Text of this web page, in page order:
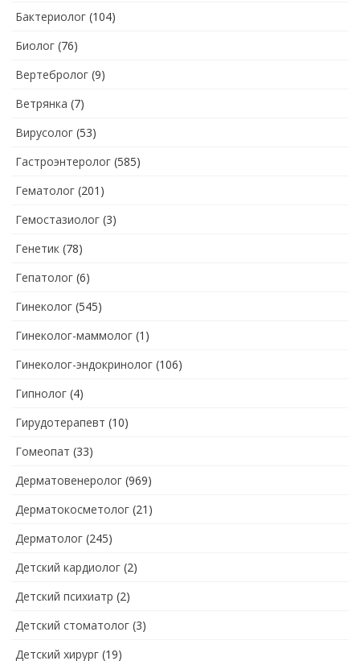
Бактериолог (104)
Биолог (76)
Вертебролог (9)
Ветрянка (7)
Вирусолог (53)
Гастроэнтеролог (585)
Гематолог (201)
Гемостазиолог (3)
Генетик (78)
Гепатолог (6)
Гинеколог (545)
Гинеколог-маммолог (1)
Гинеколог-эндокринолог (106)
Гипнолог (4)
Гирудотерапевт (10)
Гомеопат (33)
Дерматовенеролог (969)
Дерматокосметолог (21)
Дерматолог (245)
Детский кардиолог (2)
Детский психиатр (2)
Детский стоматолог (3)
Детский хирург (19)